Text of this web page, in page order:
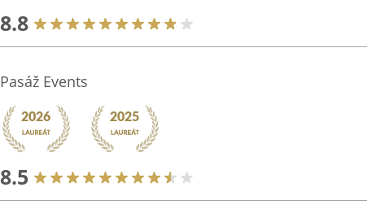
8.8
Pasáž Events
8.5